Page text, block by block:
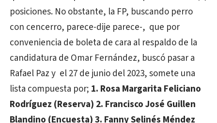
posiciones. No obstante, la FP, buscando perro
con cencerro, parece-dije parece-, que por
conveniencia de boleta de cara al respaldo de la
candidatura de Omar Fernández, buscó pasar a
Rafael Paz y el 27 de junio del 2023, somete una
lista compuesta por; 1. Rosa Margarita Feliciano
Rodríguez (Reserva) 2. Francisco José Guillen
Blandino (Encuesta) 3. Fanny Selinés Méndez